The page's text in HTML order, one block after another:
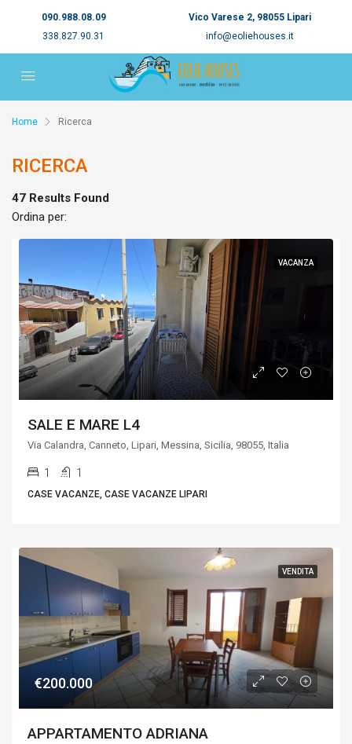
090.988.08.09
338.827.90.31
Vico Varese 2, 98055 Lipari
info@eoliehouses.it
Home Ricerca
RICERCA
47 Results Found
Ordina per:
VACANZA
SALE E MARE L4
Via Calandra, Canneto, Lipari, Messina, Sicilia, 98055, Italia
1 1
CASE VACANZE, CASE VACANZE LIPARI
VENDITA
€200.000
APPARTAMENTO ADRIANA